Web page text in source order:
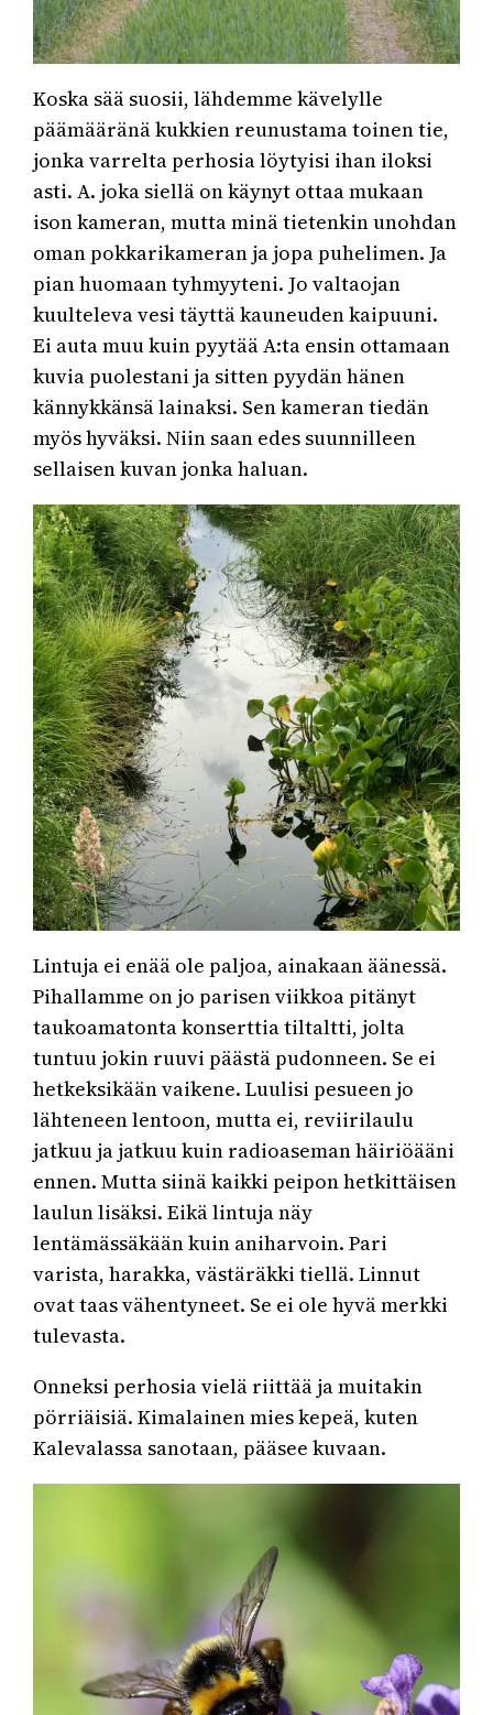
Koska sää suosii, lähdemme kävelylle
päämääränä kukkien reunustama toinen tie,
jonka varrelta perhosia löytyisi ihan iloksi
asti. A. joka siellä on käynyt ottaa mukaan
ison kameran, mutta minä tietenkin unohdan
oman pokkarikameran ja jopa puhelimen. Ja
pian huomaan tyhmyyteni. Jo valtaojan
kuulteleva vesi täyttä kauneuden kaipuuni.
Ei auta muu kuin pyytää A:ta ensin ottamaan
kuvia puolestani ja sitten pyydän hänen
kännykkänsä lainaksi. Sen kameran tiedän
myös hyväksi. Niin saan edes suunnilleen
sellaisen kuvan jonka haluan.
Lintuja ei enää ole paljoa, ainakaan äänessä.
Pihallamme on jo parisen viikkoa pitänyt
taukoamatonta konserttia tiltaltti, jolta
tuntuu jokin ruuvi päästä pudonneen. Se ei
hetkeksikään vaikene. Luulisi pesueen jo
lähteneen lentoon, mutta ei, reviirilaulu
jatkuu ja jatkuu kuin radioaseman häiriöääni
ennen. Mutta siinä kaikki peipon hetkittäisen
laulun lisäksi. Eikä lintuja näy
lentämässäkään kuin aniharvoin. Pari
varista, harakka, västäräkki tiellä. Linnut
ovat taas vähentyneet. Se ei ole hyvä merkki
tulevasta.
Onneksi perhosia vielä riittää ja muitakin
pörriäisiä. Kimalainen mies kepeä, kuten
Kalevalassa sanotaan, pääsee kuvaan.